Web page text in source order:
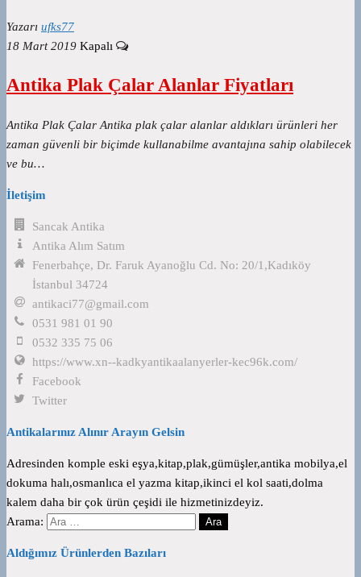
Yazarı ufks77
18 Mart 2019 Kapalı
Antika Plak Çalar Alanlar Fiyatları
Antika Plak Çalar Antika plak çalar alanlar aldıkları ürünleri her
zaman güvenli bir biçimde kullanabilme avantajına sahip olabilecek
ve bu…
İletişim
Sancak Antika
Antika Alım Satım
Fenerbahçe, Dr. Faruk Ayanoğlu Cd. No: 20/1,Kadıköy
İstanbul 34724
antikaci77@gmail.com
0531 981 01 90
0532 335 75 06
https://www.xn--kadkyantikaalanyerler-kec96k.com/
Facebook
Twitter
Antikalarınız Alınır Arayın Gelsin
Adresinden komple eski eşya,kitap,plak,gümüşler,antika mobilya,el
dokuma halı,osmanlıca el yazma kitap,ikinci el kol saati,dolma
kalem daha bir çok ürün çeşidi ile hizmetinizdeyiz.
Arama:
Aldığımız Ürünlerden Bazıları